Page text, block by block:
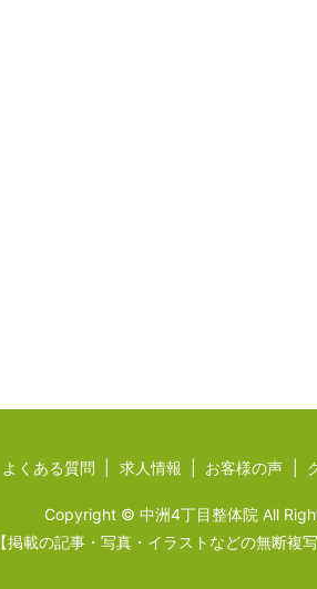
よくある質問 求人情報 お客様の声
Copyright © 中洲4丁目整体院 All
【掲載の記事・写真・イラストなどの無断複